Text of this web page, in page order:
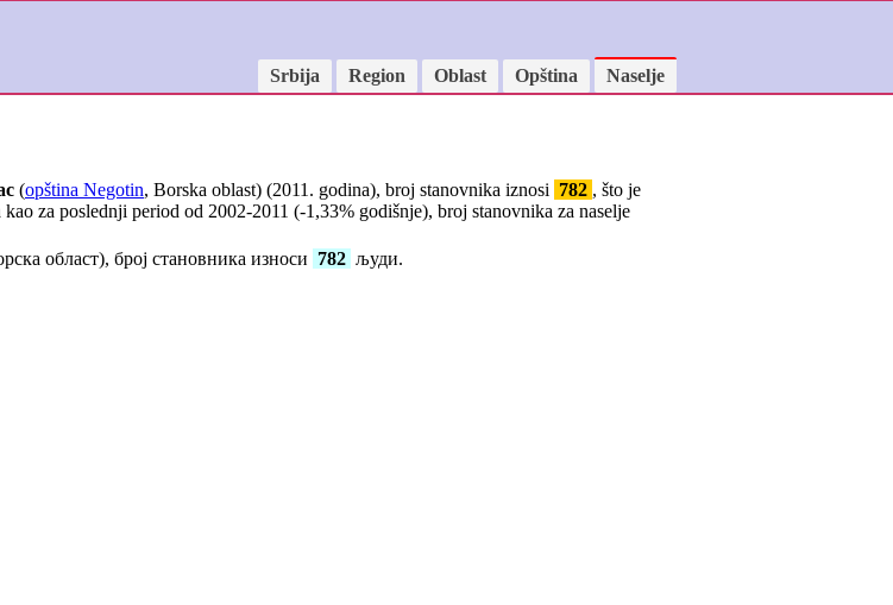
Srbija Region Oblast Opština
Naselje
(opština Negotin, Borska oblast) (2011. godina), broj stanovnika iznosi 782 , što je
za poslednji period od 2002-2011 (-1,33% godišnje), broj stanovnika za naselje
област), број становника износи 782 људи.